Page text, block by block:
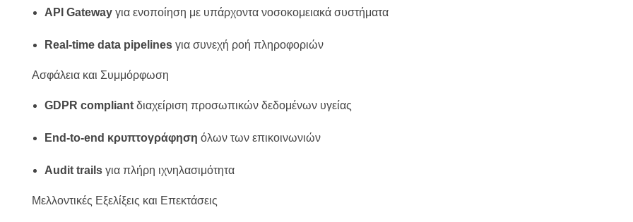
API Gatewayγια ενοποίηση με υπάρχοντα νοσοκομειακά συστήματα
Real-time data pipelinesγια συνεχή ροή πληροφοριών
Ασφάλεια και Συμμόρφωση
GDPR compliantδιαχείριση προσωπικών δεδομένων υγείας
End-to-end κρυπτογράφηση όλων των επικοινωνιών
Audit trailsγια πλήρη ιχνηλασιμότητα
Μελλοντικές Εξελίξεις και Επεκτάσεις